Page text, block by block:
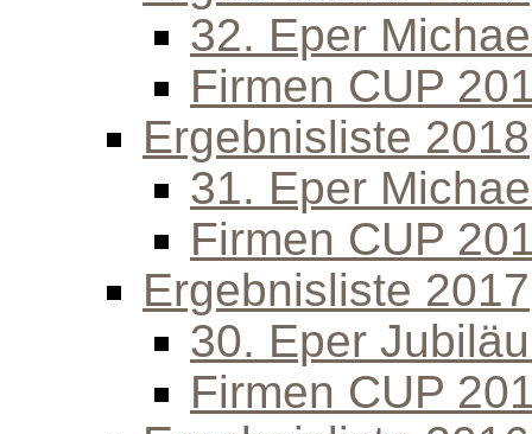
32. Eper
Firmen CUP
Ergebnisliste 2018
31. Eper
Firmen CUP
Ergebnisliste 2017
30. Eper
Firmen CUP